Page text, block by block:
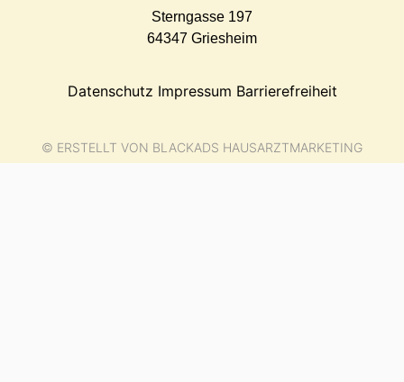
Sterngasse 197
64347 Griesheim
Datenschutz Impressum Barrierefreiheit
© ERSTELLT VON BLACKADS HAUSARZTMARKETING